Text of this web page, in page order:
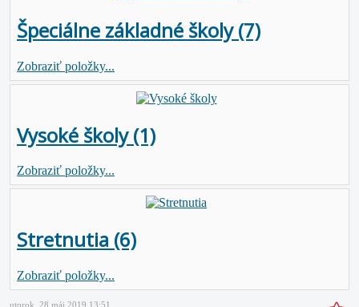
Špeciálne základné školy (7)
Zobraziť položky...
Vysoké školy (1)
Zobraziť položky...
Stretnutia (6)
Zobraziť položky...
utorok, 28 máj 2019 13:51